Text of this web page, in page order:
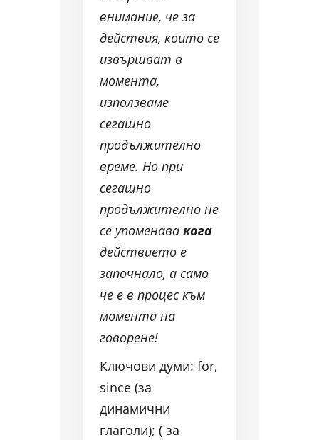
внимание, че за
действия, които се
извършват в
момента,
използваме
сегашно
продължително
време. Но при
сегашно
продължително не
се упоменава кога
действието е
започнало, а само
че е в процес към
момента на
говорене!
Ключови думи: for,
since (за
динамични
глаголи); ( за